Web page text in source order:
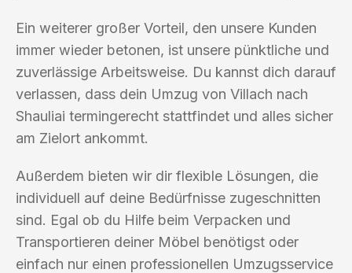
Ein weiterer großer Vorteil, den unsere Kunden
immer wieder betonen, ist unsere pünktliche und
zuverlässige Arbeitsweise. Du kannst dich darauf
verlassen, dass dein Umzug von Villach nach
Shauliai termingerecht stattfindet und alles sicher
am Zielort ankommt.
Außerdem bieten wir dir flexible Lösungen, die
individuell auf deine Bedürfnisse zugeschnitten
sind. Egal ob du Hilfe beim Verpacken und
Transportieren deiner Möbel benötigst oder
einfach nur einen professionellen Umzugsservice